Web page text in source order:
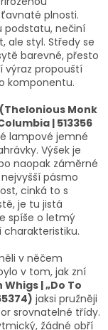
plnosti.
podstatu, nečiní
ale styl. Středy se
barevné, přesto
výraz propouští
komponentu.
Monk
| 513356
lampové jemné
Výšek je
naopak záměrné
pásmo
cinká to s
je tu jistá
spíše o letmý
v něčem
v tom, jak zní
| „Do To
jaksi pružněji
srovnatelné třídy.
žádné obří